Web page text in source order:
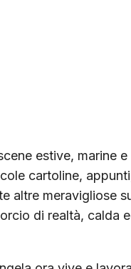
estive, marine e
cartoline,
altre meravigliose
di realtà, calda